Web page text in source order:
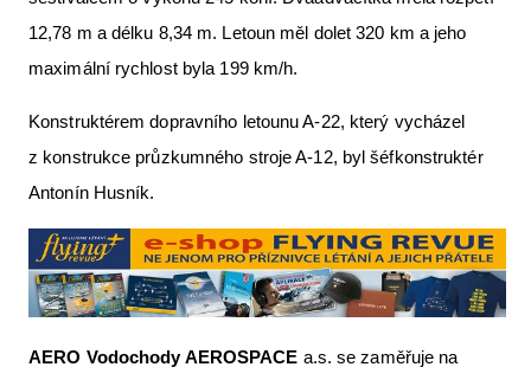
12,78 m a délku 8,34 m. Letoun měl dolet 320 km a jeho
maximální rychlost byla 199 km/h.
Konstruktérem dopravního letounu A-22, který vycházel
z konstrukce průzkumného stroje A-12, byl šéfkonstruktér
Antonín Husník.
AERO Vodochody AEROSPACE a.s. se zaměřuje na